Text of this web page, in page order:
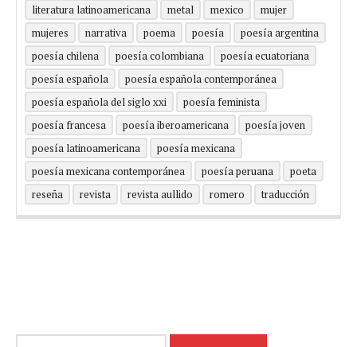
literatura latinoamericana
metal mexico
mujer
mujeres
narrativa poema poesía
poesía argentina
poesía chilena
poesía colombiana
poesía ecuatoriana
poesía española
poesía española contemporánea
poesía española del siglo xxi
poesía feminista
poesía francesa
poesía iberoamericana
poesía joven
poesía latinoamericana
poesía mexicana
poesía mexicana contemporánea
poesía peruana
poeta
reseña
revista revista aullido romero traducción